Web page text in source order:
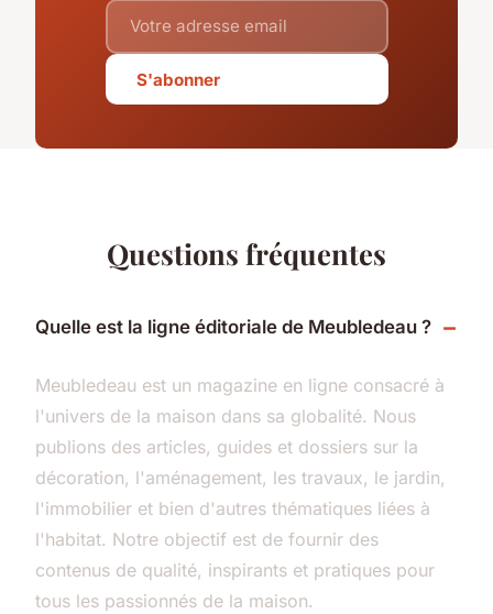
S'abonner
Questions fréquentes
Quelle est la ligne éditoriale de Meubledeau ?
Meubledeau est un magazine en ligne consacré à
l'univers de la maison dans sa globalité. Nous
publions des articles, guides et dossiers sur la
décoration, l'aménagement, les travaux, le jardin,
l'immobilier et bien d'autres thématiques liées à
l'habitat. Notre objectif est de fournir des
contenus de qualité, inspirants et pratiques pour
tous les passionnés de la maison.